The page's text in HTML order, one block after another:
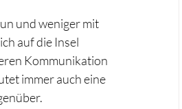
und weniger mit
auf die Insel
Kommunikation
immer auch eine